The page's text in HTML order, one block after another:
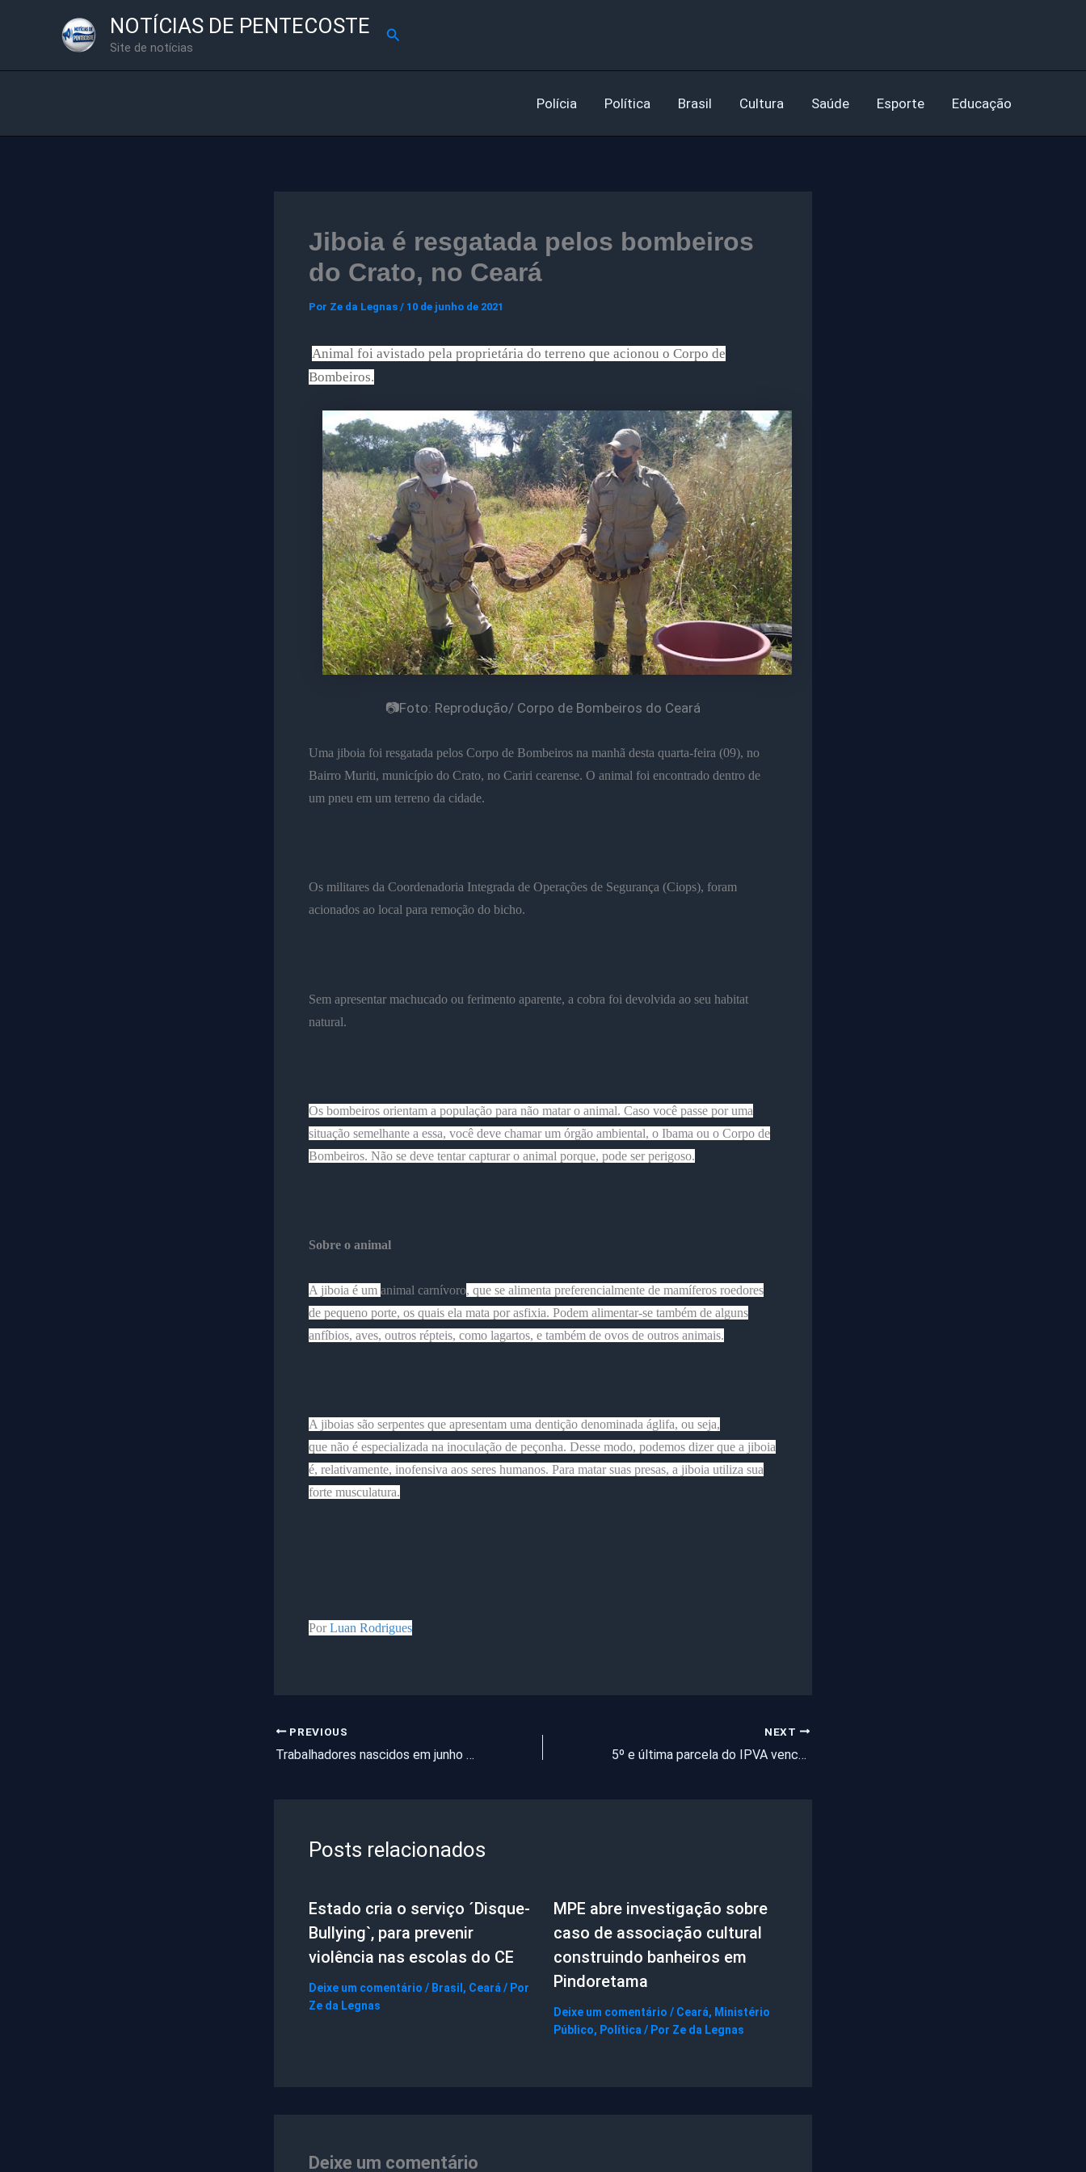
NOTÍCIAS DE PENTECOSTE
Site de notícias
Pesquisar
Polícia Política Brasil Cultura Saúde Esporte Educação
Jiboia é resgatada pelos bombeiros
do Crato, no Ceará
Por Ze da Legnas / 10 de junho de 2021
Animal foi avistado pela proprietária do terreno que acionou o Corpo de
Bombeiros.
📷Foto: Reprodução/ Corpo de Bombeiros do Ceará
Uma jiboia foi resgatada pelos Corpo de Bombeiros na manhã desta quarta-feira (09), no
Bairro Muriti, município do Crato, no Cariri cearense. O animal foi encontrado dentro de
um pneu em um terreno da cidade.
Os militares da Coordenadoria Integrada de Operações de Segurança (Ciops), foram
acionados ao local para remoção do bicho.
Sem apresentar machucado ou ferimento aparente, a cobra foi devolvida ao seu habitat
natural.
Os bombeiros orientam a população para não matar o animal. Caso você passe por uma
situação semelhante a essa, você deve chamar um órgão ambiental, o Ibama ou o Corpo de
Bombeiros. Não se deve tentar capturar o animal porque, pode ser perigoso.
Sobre o animal
A jiboia é um animal carnívoro, que se alimenta preferencialmente de mamíferos roedores
de pequeno porte, os quais ela mata por asfixia. Podem alimentar-se também de alguns
anfíbios, aves, outros répteis, como lagartos, e também de ovos de outros animais.
A jiboias são serpentes que apresentam uma dentição denominada áglifa, ou seja,
que não éespecializada na inoculação de peçonha. Desse modo, podemos dizer que a jiboia
é, relativamente, inofensiva aos seres humanos. Para matar suas presas, a jiboia utiliza sua
forte musculatura.
Por Luan Rodrigues
PREVIOUS
Trabalhadores nascidos em junho podem sacar auxílio emergencial
NEXT
5º e última parcela do IPVA vence nesta quinta-feira
Posts relacionados
Estado cria o serviço ´Disque-
Bullying`, para prevenir
violência nas escolas do CE
Deixe um comentário / Brasil , Ceará/ Por
Ze da Legnas
MPE abre investigação sobre
caso de associação cultural
construindo banheiros em
Pindoretama
Deixe um comentário / Ceará, Ministério
Público, Política/ Por Ze da Legnas
Deixe um comentário